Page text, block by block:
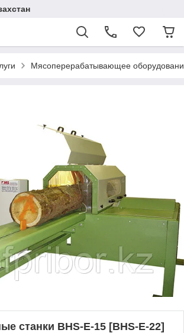
Мясоперерабатывающее
станки BHS-E-15 [BHS-E-22]